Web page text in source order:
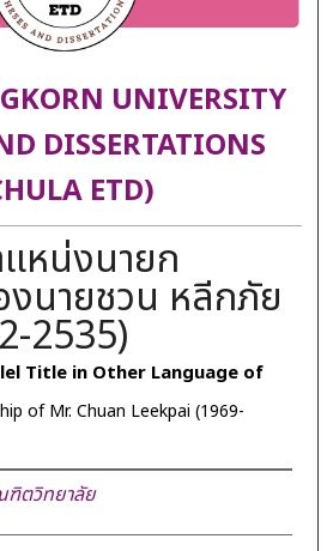
UNIVERSITY
DISSERTATIONS
ETD)
หน่งนายก
นายชวน หลีกภัย
2535)
Title in Other Language of
of Mr. Chuan Leekpai (1969-
ตวิทยาลัย